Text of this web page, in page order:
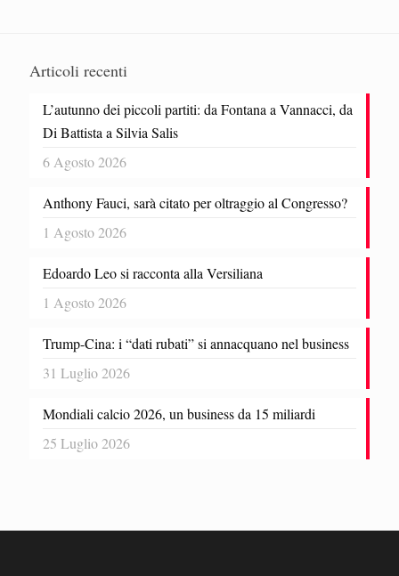
Articoli recenti
L’autunno dei piccoli partiti: da Fontana a Vannacci, da
Di Battista a Silvia Salis
6 Agosto 2026
Anthony Fauci, sarà citato per oltraggio al Congresso?
1 Agosto 2026
Edoardo Leo si racconta alla Versiliana
1 Agosto 2026
Trump-Cina: i “dati rubati” si annacquano nel business
31 Luglio 2026
Mondiali calcio 2026, un business da 15 miliardi
25 Luglio 2026